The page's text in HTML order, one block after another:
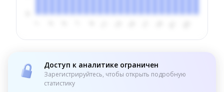
Доступ к аналитике ограничен
Зарегистрируйтесь, чтобы открыть подробную
статистику